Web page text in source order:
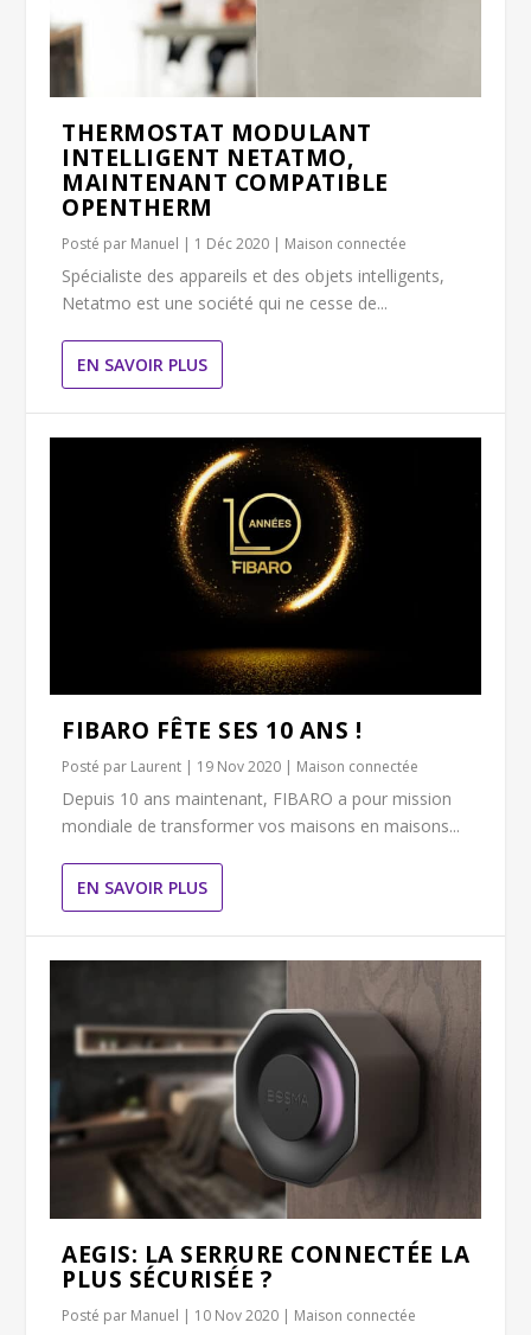
THERMOSTAT MODULANT
INTELLIGENT NETATMO,
MAINTENANT COMPATIBLE
OPENTHERM
Posté par Manuel | 1 Déc 2020 | Maison connectée
Spécialiste des appareils et des objets intelligents,
Netatmo est une société qui ne cesse de...
EN SAVOIR PLUS
FIBARO FÊTE SES 10 ANS !
Posté par Laurent | 19 Nov 2020 | Maison connectée
Depuis 10 ans maintenant, FIBARO a pour mission
mondiale de transformer vos maisons en maisons...
EN SAVOIR PLUS
AEGIS: LA SERRURE CONNECTÉE LA
PLUS SÉCURISÉE ?
Posté par Manuel | 10 Nov 2020 | Maison connectée